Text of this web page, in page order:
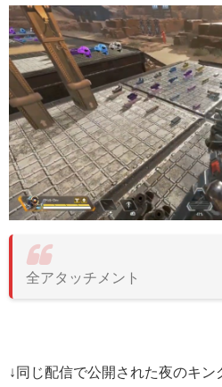
全アタッチメント
↓同じ配信で公開された夜のキン